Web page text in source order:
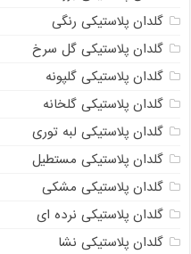
گلدان پلاستیکی رنگی
گلدان پلاستیکی گل سرخ
گلدان پلاستیکی گلپونه
گلدان پلاستیکی گلخانه
گلدان پلاستیکی لبه توری
گلدان پلاستیکی مستطیل
گلدان پلاستیکی مشکی
گلدان پلاستیکی نرده ای
گلدان پلاستیکی نشا